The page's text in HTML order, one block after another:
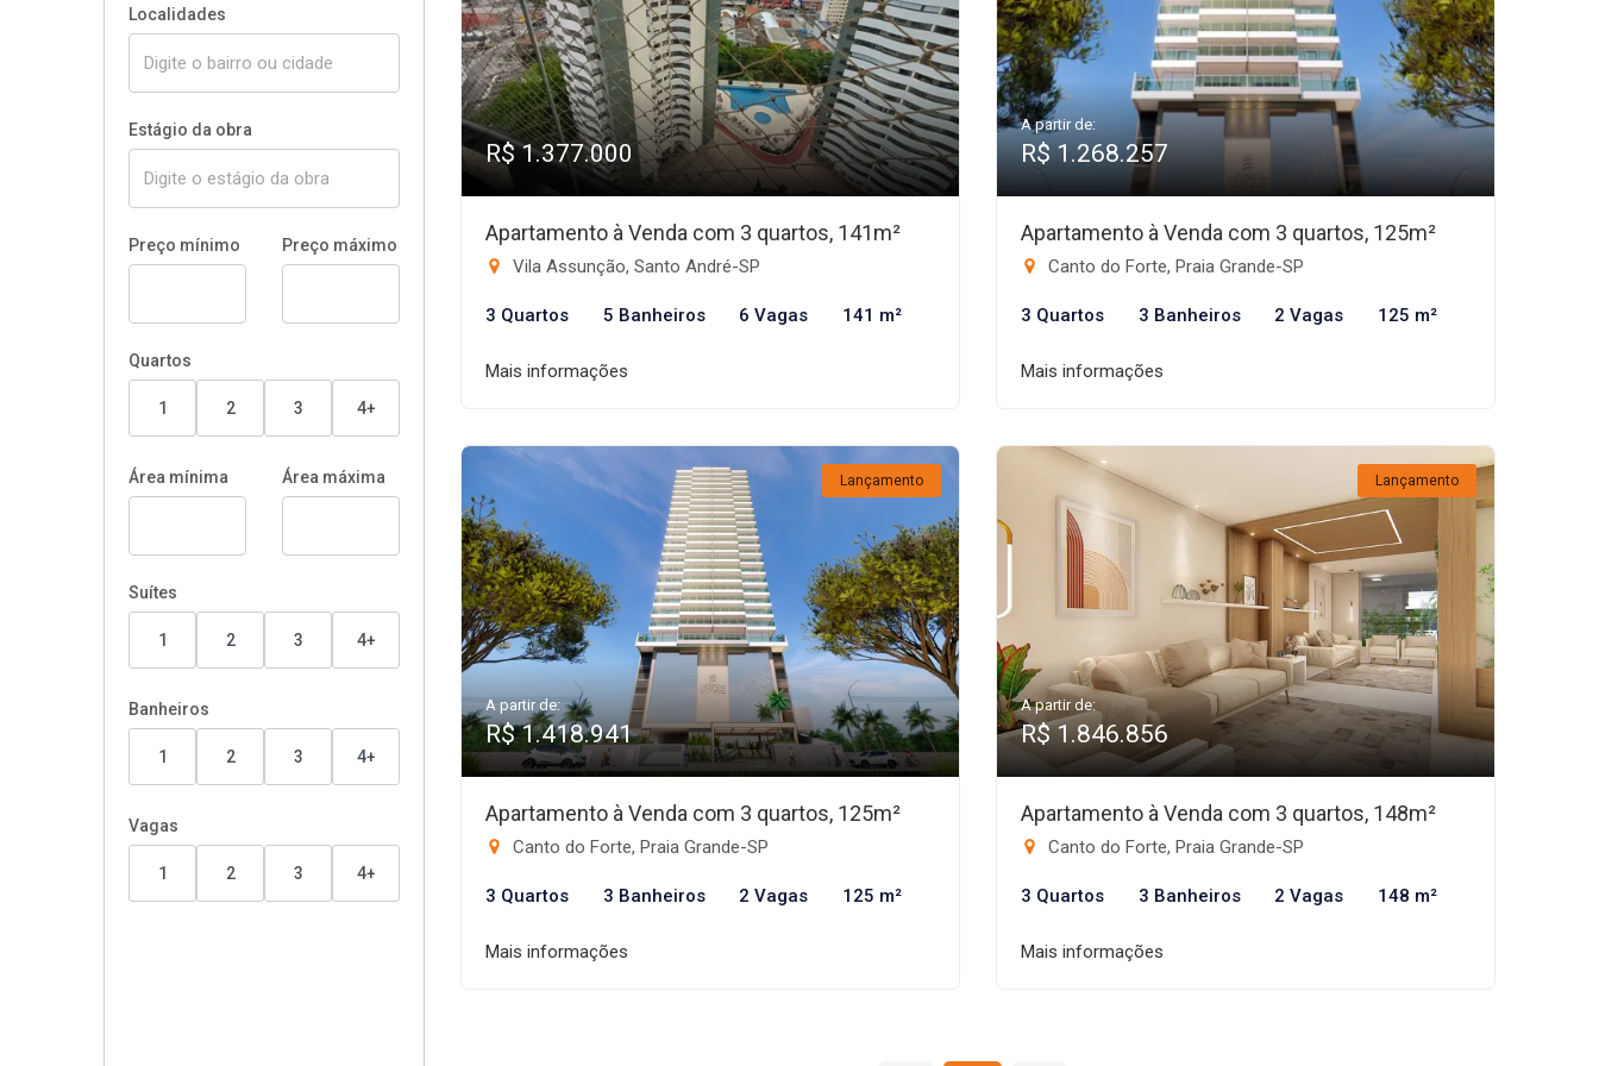
Localidades
Estágio da obra
Preço mínimo Preço máximo
Quartos
1 2 3 4+
Área mínima Área máxima
Suítes
1 2 3 4+
Banheiros
1 2 3 4+
Vagas
1 2 3 4+
R$ 1.377.000
Apartamento à Venda com 3 quartos, 141m²
Vila Assunção, Santo André-SP
3 Quartos 5 Banheiros 6 Vagas 141 m²
Mais informações
A partir de:
R$ 1.268.257
Apartamento à Venda com 3 quartos, 125m²
Canto do Forte, Praia Grande-SP
3 Quartos 3 Banheiros 2 Vagas 125 m²
Mais informações
Lançamento
A partir de:
R$ 1.418.941
Apartamento à Venda com 3 quartos, 125m²
Canto do Forte, Praia Grande-SP
3 Quartos 3 Banheiros 2 Vagas 125 m²
Mais informações
Lançamento
A partir de:
R$ 1.846.856
Apartamento à Venda com 3 quartos, 148m²
Canto do Forte, Praia Grande-SP
3 Quartos 3 Banheiros 2 Vagas 148 m²
Mais informações